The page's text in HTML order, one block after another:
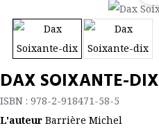
DAX SOIXANTE-DIX
ISBN : 978-2-918471-58-5
L'auteur Barrière Michel